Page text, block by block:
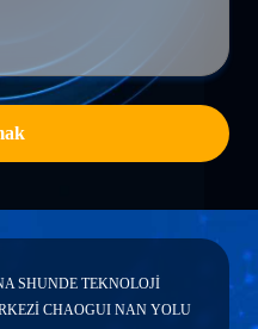
SHUNDE TEKNOLOJİ
CHAOGUI NAN YOLU